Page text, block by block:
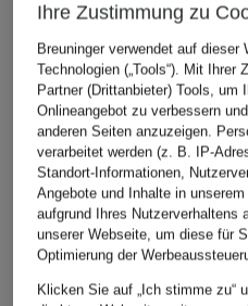
Ihre Zustimmung zu
Breuninger verwendet auf dieser
Technologien („Tools“). Mit
Partner (Drittanbieter) Tools, um
Onlineangebot zu verbessern
anderen Seiten anzuzeigen.
verarbeitet werden (z. B. IP-
Standort-Informationen,
Angebote und Inhalte in
aufgrund Ihres Nutzerverhaltens
unserer Webseite, um diese für
Optimierung der
Klicken Sie auf „Ich stimme zu“